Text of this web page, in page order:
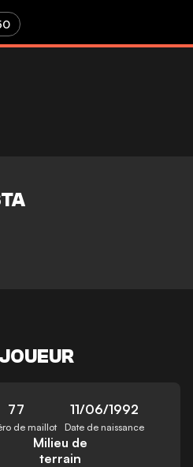
77
de maillot
11/06/1992
Date de naissance
Milieu de
terrain